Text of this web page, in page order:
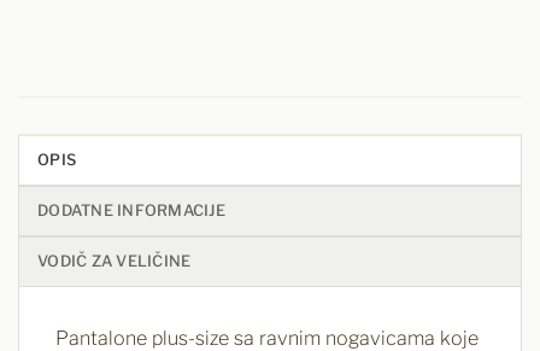
OPIS
DODATNE INFORMACIJE
VODIČ ZA VELIČINE
Pantalone plus-size sa ravnim nogavicama koje